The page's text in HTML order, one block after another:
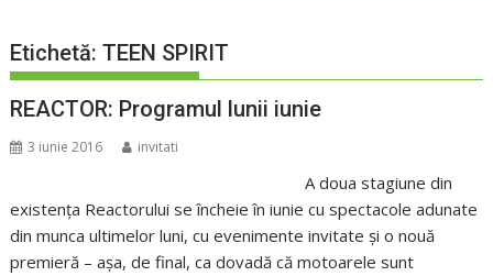
Etichetă:TEEN SPIRIT
REACTOR: Programul lunii iunie
3 iunie 2016 invitati
A doua stagiune din
existența Reactorului se încheie în iunie cu spectacole adunate
din munca ultimelor luni, cu evenimente invitate și o nouă
premieră – așa, de final, ca dovadă că motoarele sunt